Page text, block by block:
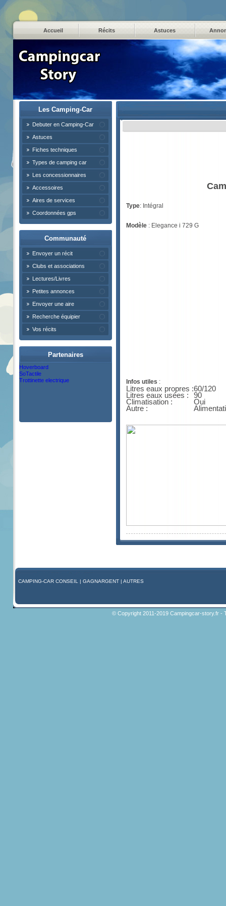
Accueil Récits Astuces
Les Camping-Car
Debuter en Camping-Car
Astuces
Fiches techniques
Types de camping car
Les concessionnaires
Accessoires
Aires de services
Coordonnées gps
Communauté
Envoyer un récit
Clubs et associations
Lectures/Livres
Petites annonces
Envoyer une aire
Recherche équipier
Vos récits
Partenaires
Hoverboard
SoTactile
Trottinette electrique
Type: Intégral
Modèle: Elegance i 729 G
Infos utiles :
Litres eaux propres :60/120
Litres eaux usées : 90
Climatisation : Oui
Autre :
CAMPING-CAR CONSEIL | GAGNARGENT| AUTRES
© Copyright 2011-2019 Campingcar-story.fr -